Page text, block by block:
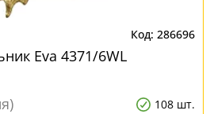
286696
Eva 4371/6WL
108 шт.